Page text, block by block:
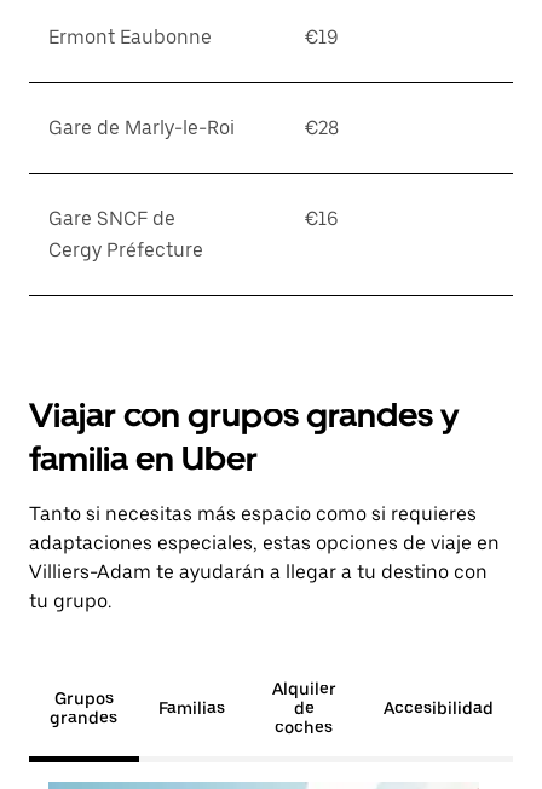
Ermont Eaubonne €19
Gare de Marly-le-Roi €28
Gare SNCF de
Cergy Préfecture
€16
Viajar con grupos grandes y
familia en Uber
Tanto si necesitas más espacio como si requieres
adaptaciones especiales, estas opciones de viaje en
Villiers-Adam te ayudarán a llegar a tu destino con
tu grupo.
Grupos
grandes
Familias
Alquiler
de
coches
Accesibilidad